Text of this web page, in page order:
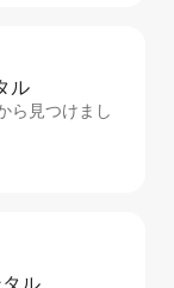
ル
ら見つけまし